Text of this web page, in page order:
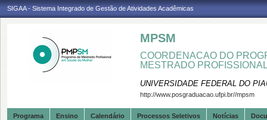
SIGAA - Sistema Integrado de Gestão de Atividades Acadêmicas
MPSM
COORDENACAO DO
MESTRADO
UNIVERSIDADE FEDERAL DO
http://www.posgraduacao.ufpi.br//mpsm
Programa Ensino Calendário Processos Seletivos Notícias